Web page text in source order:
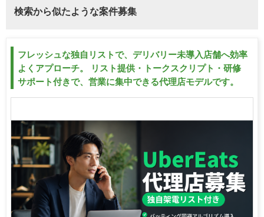
検索から似たような案件募集
フレッシュな独自リストで、デリバリー未導入店舗へ効率
よくアプローチ。 リスト提供・トークスクリプト・研修
サポート付きで、営業に集中できる代理店モデルです。